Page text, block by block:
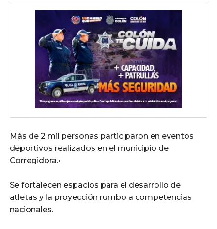
Más de 2 mil personas participaron en eventos
deportivos realizados en el municipio de
Corregidora.•
Se fortalecen espacios para el desarrollo de
atletas y la proyección rumbo a competencias
nacionales.